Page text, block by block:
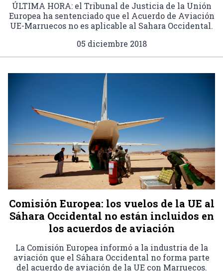
ÚLTIMA HORA: el Tribunal de Justicia de la Unión
Europea ha sentenciado que el Acuerdo de Aviación
UE-Marruecos no es aplicable al Sahara Occidental.
05 diciembre 2018
Comisión Europea: los vuelos de la UE al
Sáhara Occidental no están incluidos en
los acuerdos de aviación
La Comisión Europea informó a la industria de la
aviación que el Sáhara Occidental no forma parte
del acuerdo de aviación de la UE con Marruecos.